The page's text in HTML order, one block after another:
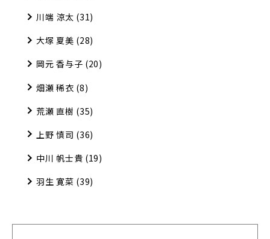
川端 涼太 (31)
大塚 夏美 (28)
岡元 香与子 (20)
畑瀬 稀衣 (8)
荒瀬 直樹 (35)
上野 慎司 (36)
中川 帆士貴 (19)
羽生 寛菜 (39)